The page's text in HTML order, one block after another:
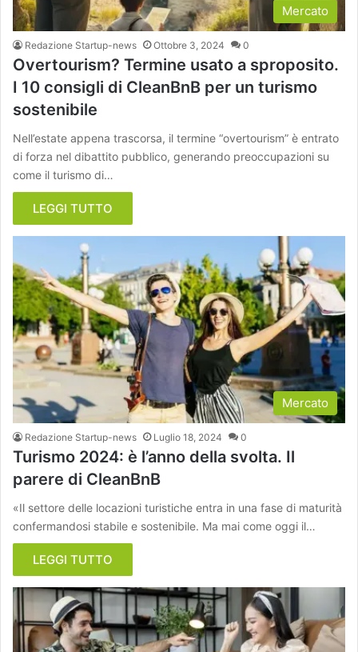
Mercato
Redazione Startup-news Ottobre 3, 2024 0
Overtourism? Termine usato a sproposito.
I 10 consigli di CleanBnB per un turismo
sostenibile
Nell’estate appena trascorsa, il termine “overtourism” è entrato
di forza nel dibattito pubblico, generando preoccupazioni su
come il turismo di…
LEGGI TUTTO
Mercato
Redazione Startup-news Luglio 18, 2024 0
Turismo 2024: è l’anno della svolta. Il
parere di CleanBnB
«Il settore delle locazioni turistiche entra in una fase di maturità
confermandosi stabile e sostenibile. Ma mai come oggi il…
LEGGI TUTTO